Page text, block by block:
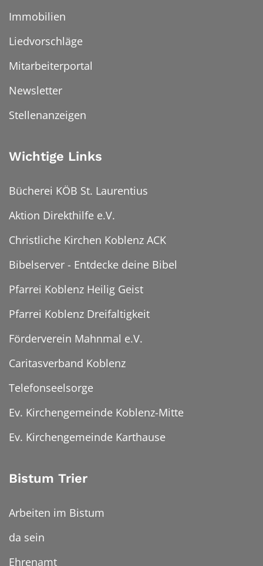
Immobilien
Liedvorschläge
Mitarbeiterportal
Newsletter
Stellenanzeigen
Wichtige Links
Bücherei KÖB St. Laurentius
Aktion Direkthilfe e.V.
Christliche Kirchen Koblenz ACK
Bibelserver - Entdecke deine Bibel
Pfarrei Koblenz Heilig Geist
Pfarrei Koblenz Dreifaltigkeit
Förderverein Mahnmal e.V.
Caritasverband Koblenz
Telefonseelsorge
Ev. Kirchengemeinde Koblenz-Mitte
Ev. Kirchengemeinde Karthause
Bistum Trier
Arbeiten im Bistum
da sein
Ehrenamt